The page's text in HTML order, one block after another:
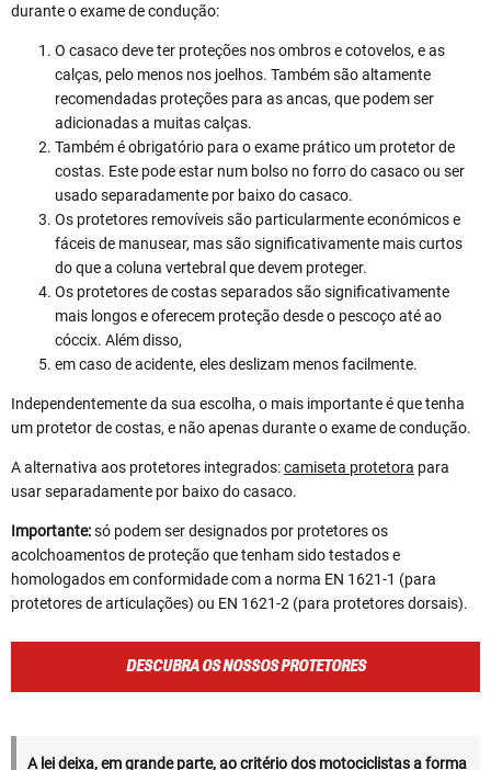
durante o exame de condução:
O casaco deve ter proteções nos ombros e cotovelos, e as
calças, pelo menos nos joelhos. Também são altamente
recomendadas proteções para as ancas, que podem ser
adicionadas a muitas calças.
Também é obrigatório para o exame prático um protetor de
costas. Este pode estar num bolso no forro do casaco ou ser
usado separadamente por baixo do casaco.
Os protetores removíveis são particularmente económicos e
fáceis de manusear, mas são significativamente mais curtos
do que a coluna vertebral que devem proteger.
Os protetores de costas separados são significativamente
mais longos e oferecem proteção desde o pescoço até ao
cóccix. Além disso,
em caso de acidente, eles deslizam menos facilmente.
Independentemente da sua escolha, o mais importante é que tenha
um protetor de costas, e não apenas durante o exame de condução.
A alternativa aos protetores integrados:camiseta protetora para
usar separadamente por baixo do casaco.
Importante:só podem ser designados por protetores os
acolchoamentos de proteção que tenham sido testados e
homologados em conformidade com a norma EN 1621-1 (para
protetores de articulações) ou EN 1621-2 (para protetores dorsais).
DESCUBRA OS NOSSOS PROTETORES
A lei deixa, em grande parte, ao critério dos motociclistas a forma